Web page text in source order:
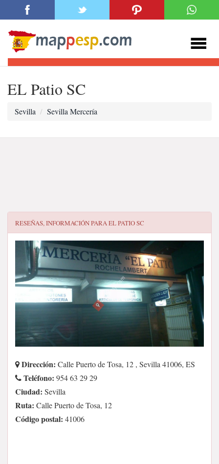
EL Patio SC
Sevilla Sevilla Mercería
RESEÑAS, INFORMACIÓN PARAEL PATIO SC
Dirección: Calle Puerto de Tosa, 12 , Sevilla 41006, ES
Teléfono: 954 63 29 29
Ciudad: Sevilla
Ruta: Calle Puerto de Tosa, 12
Código postal: 41006